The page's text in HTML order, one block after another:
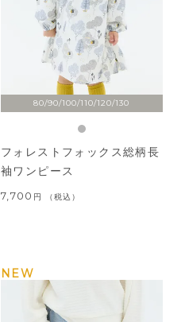
80/90/100/110/120/130
フォレストフォックス総柄長
袖ワンピース
7,700 税込
NEW